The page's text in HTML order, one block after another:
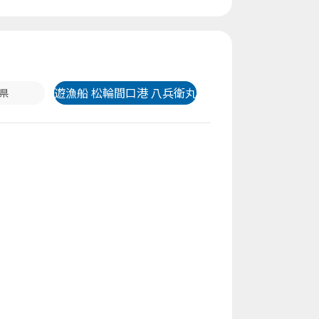
遊漁船 松輪間口港 八兵衛丸